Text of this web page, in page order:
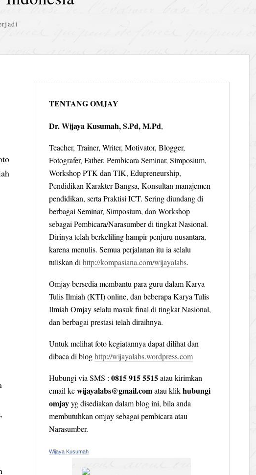
TENTANG OMJAY
Dr. Wijaya Kusumah, S.Pd, M.Pd,
Teacher, Trainer, Writer, Motivator, Blogger,
Fotografer, Father, Pembicara Seminar, Simposium,
Workshop PTK dan TIK, Edupreneurship,
Pendidikan Karakter Bangsa, Konsultan manajemen
pendidikan, serta Praktisi ICT. Sering diundang di
berbagai Seminar, Simposium, dan Workshop
sebagai Pembicara/Narasumber di tingkat Nasional.
Dirinya telah berkeliling hampir penjuru nusantara,
karena menulis. Semua perjalanan itu ia selalu
tuliskan di http://kompasiana.com/wijayalabs.
Omjay bersedia membantu para guru dalam Karya
Tulis Ilmiah (KTI) online, dan beberapa Karya Tulis
Ilmiah Omjay selalu masuk final di tingkat Nasional,
dan berbagai prestasi telah diraihnya.
Untuk melihat foto kegiatannya dapat dilihat dan
dibaca di bloghttp://wijayalabs.wordpress.com
Hubungi via SMS : 0815 915 5515atau kirimkan
email kewijayalabs@gmail.comatau klikhubungi
omjayyg disediakan dalam blog ini, bila anda
membutuhkan omjay sebagai pembicara atau
Narasumber.
Wijaya Kusumah